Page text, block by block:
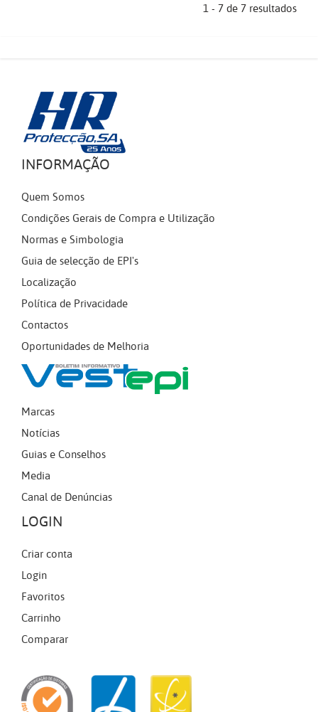
1 - 7 de 7 resultados
INFORMAÇÃO
Quem Somos
Condições Gerais de Compra e Utilização
Normas e Simbologia
Guia de selecção de EPI's
Localização
Política de Privacidade
Contactos
Oportunidades de Melhoria
Marcas
Notícias
Guias e Conselhos
Media
Canal de Denúncias
LOGIN
Criar conta
Login
Favoritos
Carrinho
Comparar